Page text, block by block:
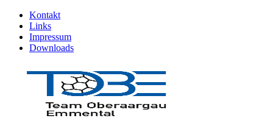
Kontakt
Links
Impressum
Downloads